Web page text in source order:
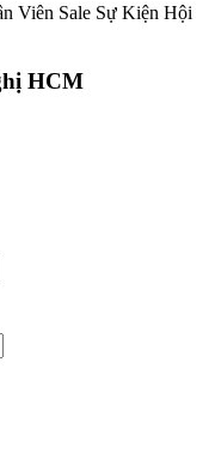
Viên Sale Sự Kiện Hội
HCM